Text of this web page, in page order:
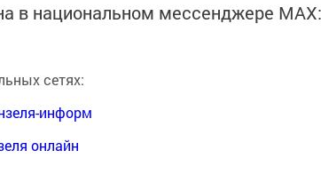
в национальном мессенджере MАХ:
сетях:
информ
онлайн